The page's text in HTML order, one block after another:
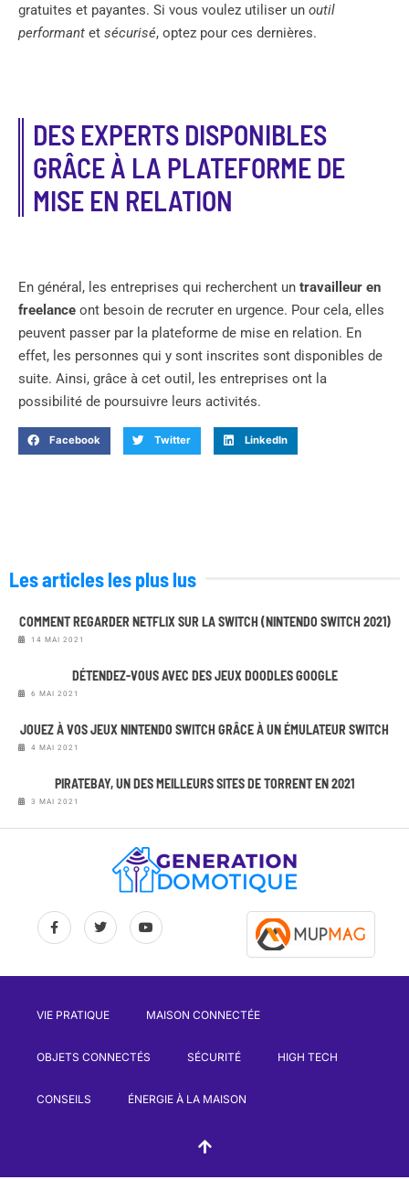
gratuites et payantes. Si vous voulez utiliser un outil
performant et sécurisé, optez pour ces dernières.
DES EXPERTS DISPONIBLES
GRÂCE À LA PLATEFORME DE
MISE EN RELATION
En général, les entreprises qui recherchent un travailleur en
freelance ont besoin de recruter en urgence. Pour cela, elles
peuvent passer par la plateforme de mise en relation. En
effet, les personnes qui y sont inscrites sont disponibles de
suite. Ainsi, grâce à cet outil, les entreprises ont la
possibilité de poursuivre leurs activités.
Facebook Twitter LinkedIn
Les articles les plus lus
COMMENT REGARDER NETFLIX SUR LA SWITCH (NINTENDO SWITCH 2021)
14 MAI 2021
DÉTENDEZ-VOUS AVEC DES JEUX DOODLES GOOGLE
6 MAI 2021
JOUEZ À VOS JEUX NINTENDO SWITCH GRÂCE À UN ÉMULATEUR SWITCH
4 MAI 2021
PIRATEBAY, UN DES MEILLEURS SITES DE TORRENT EN 2021
3 MAI 2021
VIE PRATIQUE MAISON CONNECTÉE
OBJETS CONNECTÉS SÉCURITÉ HIGH TECH
CONSEILS ÉNERGIE À LA MAISON